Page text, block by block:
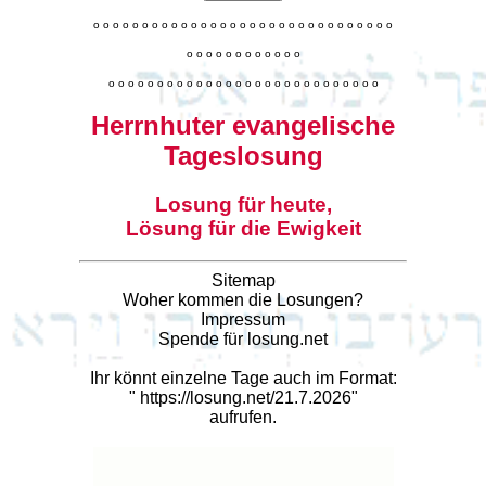
o o o o o o o o o o o o o o o o o o o o o o o o o o o o o o o
o o o o o o o o o o o o
o o o o o o o o o o o o o o o o o o o o o o o o o o o o
Herrnhuter evangelische
Tageslosung
Losung für heute,
Lösung für die Ewigkeit
Sitemap
Woher kommen die Losungen?
Impressum
Spende für losung.net
Ihr könnt einzelne Tage auch im Format:
" https://losung.net/21.7.2026"
aufrufen.